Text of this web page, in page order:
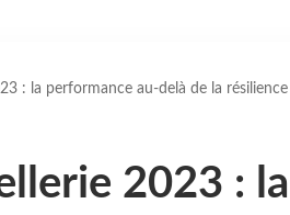
: la performance au-delà de la résilience
2023 : la